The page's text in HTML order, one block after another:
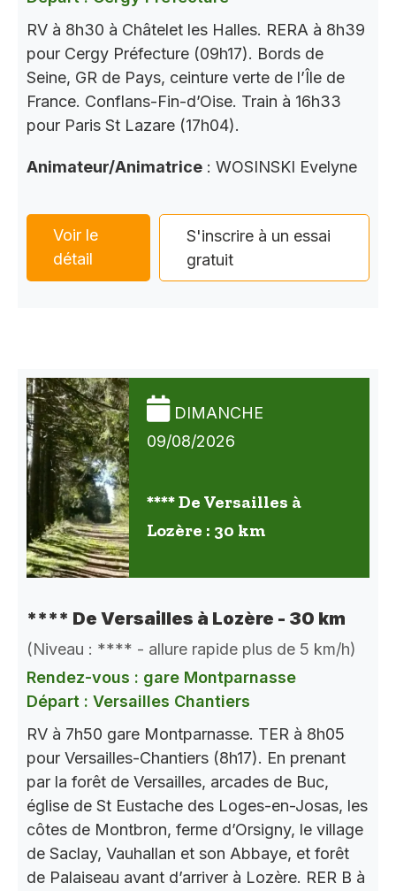
RV à 8h30 à Châtelet les Halles. RERA à 8h39
pour Cergy Préfecture (09h17). Bords de
Seine, GR de Pays, ceinture verte de l’Île de
France. Conflans-Fin-d’Oise. Train à 16h33
pour Paris St Lazare (17h04).
Animateur/Animatrice : WOSINSKI Evelyne
Voir le
détail
S'inscrire à un essai
gratuit
DIMANCHE
09/08/2026
**** De Versailles à
Lozère : 30 km
**** De Versailles à Lozère - 30 km
(Niveau : **** - allure rapide plus de 5 km/h)
Rendez-vous : gare Montparnasse
Départ : Versailles Chantiers
RV à 7h50 gare Montparnasse. TER à 8h05
pour Versailles-Chantiers (8h17). En prenant
par la forêt de Versailles, arcades de Buc,
église de St Eustache des Loges-en-Josas, les
côtes de Montbron, ferme d’Orsigny, le village
de Saclay, Vauhallan et son Abbaye, et forêt
de Palaiseau avant d’arriver à Lozère. RER B à